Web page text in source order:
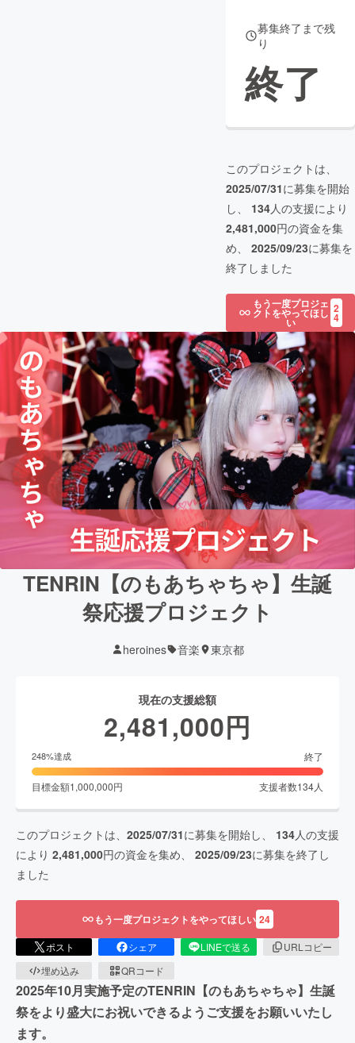
募集終了まで残
り
終了
このプロジェクトは、
2025/07/31に募集を開始
し、 134人の支援により
2,481,000円の資金を集
め、 2025/09/23に募集を
終了しました
もう一度プロジェ
クトをやってほし
い
2
4
TENRIN【のもあちゃちゃ】生誕
祭応援プロジェクト
heroines 音楽 東京都
現在の支援総額
2,481,000円
248%達成 終了
目標金額1,000,000円 支援者数134人
このプロジェクトは、 2025/07/31に募集を開始し、 134人の支援
により 2,481,000円の資金を集め、 2025/09/23に募集を終了し
ました
もう一度プロジェクトをやってほしい 24
ポスト シェア LINEで送る
URLコピー
埋め込み
QRコード
2025年10月実施予定のTENRIN【のもあちゃちゃ】生誕
祭をより盛大にお祝いできるようご支援をお願いいたし
ます。